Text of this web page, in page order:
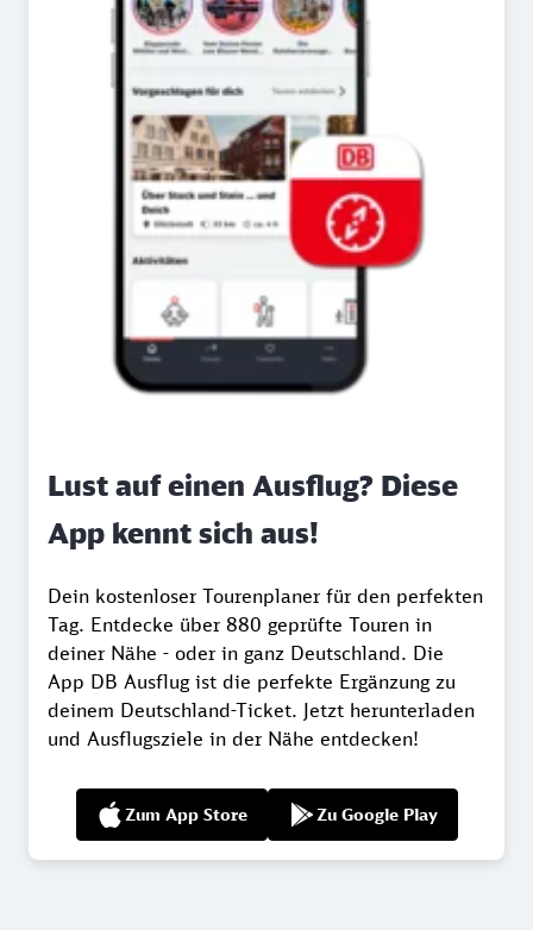
Lust auf einen Ausflug? Diese
App kennt sich aus!
Dein kostenloser Tourenplaner für den perfekten
Tag. Entdecke über 880 geprüfte Touren in
deiner Nähe - oder in ganz Deutschland. Die
App DB Ausflug ist die perfekte Ergänzung zu
deinem Deutschland-Ticket. Jetzt herunterladen
und Ausflugsziele in der Nähe entdecken!
Zum App Store Zu Google Play